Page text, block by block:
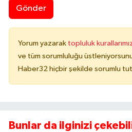
Gönder
Yorum yazarak topluluk
ve tüm sorumluluğu
Haber32 hiçbir şekilde sorumlu
Bunlar da ilginizi